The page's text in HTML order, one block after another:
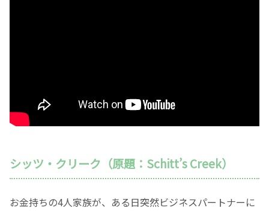
シッツ・クリーク（原題：Schitt’s Creek）
お金持ちの4人家族が、ある日突然ビジネスパートナーに